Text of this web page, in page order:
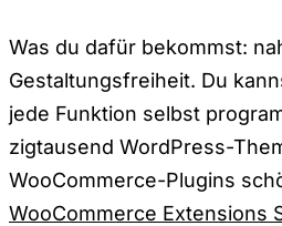
Was du dafür bekommst:
Gestaltungsfreiheit. Du
jede Funktion selbst
zigtausend WordPress-
WooCommerce-Plugins
WooCommerce Extensions